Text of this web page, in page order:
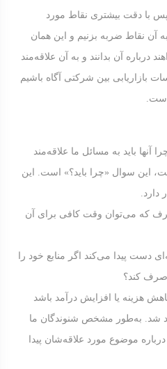
با دقت بیشتری نقاط مورد
آن نقاط ضربه بزنیم و این همان
آن بدانند و به آن علاقه‌مند
بین شرکتی آگاه باشیم
باید به مسائل ما علاقه‌مند
این سوال «چرا باید؟» است. این
دارد.
که می‌توان وقت کافی برای آن
دست پیدا می‌کند اگر منابع خود را
صرف کند؟
هزینه یا افزایش درآمد باشد
شد. به‌طور مشخص شنوندگان ما
درباره موضوع مورد علاقه‌شان پیدا